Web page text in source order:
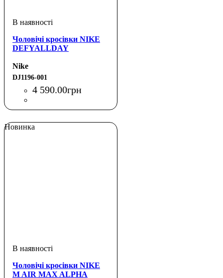
Чоловічі кросівки NIKE
DEFYALLDAY
Nike
DJ1196-001
4 590.00грн
Новинка
Чоловічі кросівки NIKE
M AIR MAX ALPHA